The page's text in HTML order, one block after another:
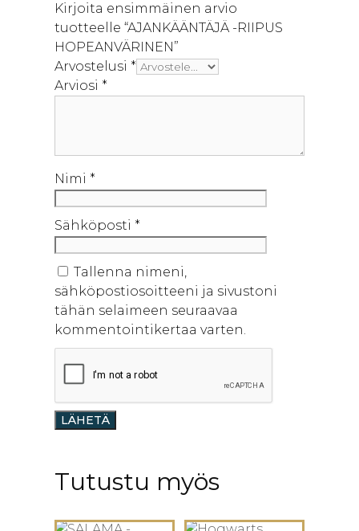
Kirjoita ensimmäinen arvio
tuotteelle “AJANKÄÄNTÄJÄ -RIIPUS
HOPEANVÄRINEN”
Arvostelusi *
Arviosi *
Nimi *
Sähköposti *
Tallenna nimeni,
sähköpostiosoitteeni ja sivustoni
tähän selaimeen seuraavaa
kommentointikertaa varten.
Tutustu myös